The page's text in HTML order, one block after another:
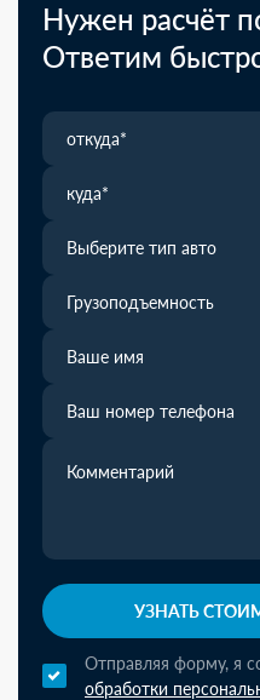
Нужен расчёт
Ответим
Выберите тип авто
Грузоподъемность
УЗНАТЬ
Отправляя форму, я
обработки